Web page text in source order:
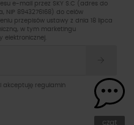
e-mail przez SKY S.C (adres do
NIP 8943276168) do celów
przepisów ustawy z dnia 18 lipca
w tym marketingu
akceptuję regulamin
czat